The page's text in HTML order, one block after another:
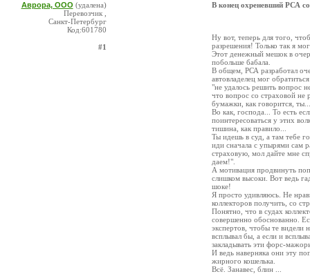
Аврора, ООО (удалена)
Перевозчик ,
Санкт-Петербург
Код:601780
#1
В конец охреневший РСА
Ну вот, теперь для того,
разрешения! Только так я
Этот денежный мешок в
побольше бабала.
В общем, РСА разработал
автовладелец мог
"не удалось решить вопрос
что вопрос со страховой не
бумажки, как говорится, ты...
Во как, господа... То есть
поинтересоваться у этих
тишина, как правило...
Ты идешь в суд, а там тебе
иди сначала с упырями сам
страховую, мол дайте мне
даем!".
А мотивация продвинуть
слишком высоки. Вот ведь
шоке!
Я просто удивляюсь. Не
коллекторов получить, со
Понятно, что в судах
совершенно обоснованно.
экспертов, чтобы те видели
всплывал бы, а если и
закладывать эти форс-
И ведь наверняка они эту
жирного кошелька.
Всё. Занавес, блин ...